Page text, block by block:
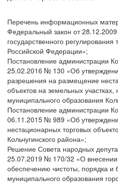
Перечень информационных
Федеральный закон от
государственного регулирования
Российской Федерации»;
Постановление администрации
25.02.2016 № 130 «Об
разрешения на размещение
объектов на земельных
муниципального образования
Постановление администрации
06.11.2015 № 989 «Об
нестационарных торговых
Кольчугинского района»;
Решение Совета народных
25.07.2019 № 170/32 «О
обеспечению чистоты, порядка и
муниципального образования